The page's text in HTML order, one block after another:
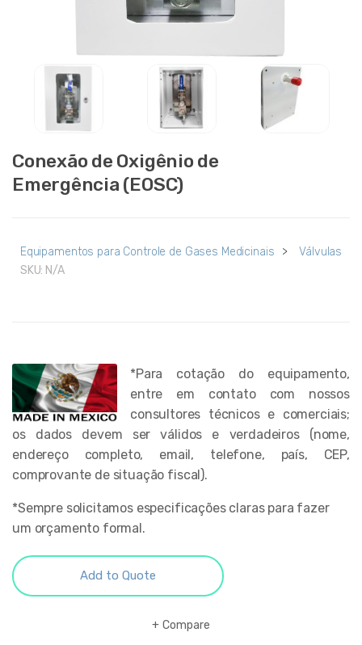
Conexão de Oxigênio de
Emergência (EOSC)
Equipamentos para Controle de Gases Medicinais >
Válvulas
SKU: N/A
*Para cotação do equipamento,
entre em contato com nossos
consultores técnicos e comerciais;
os dados devem ser válidos e verdadeiros (nome,
endereço completo, email, telefone, país, CEP,
comprovante de situação fiscal).
*Sempre solicitamos especificações claras para fazer
um orçamento formal.
Add to Quote
Compare